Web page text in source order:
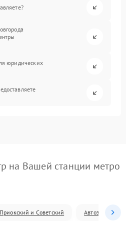
юридических
на Вашей станции метро
Приокский и Советский Автозаводский